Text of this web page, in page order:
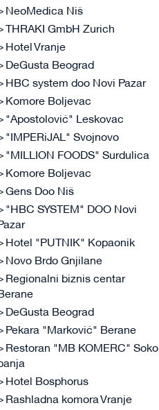
NeoMedica Niš
THRAKI GmbH Zurich
Hotel Vranje
DeGusta Beograd
HBC system doo Novi Pazar
Komore Boljevac
"Apostolović" Leskovac
"IMPERiJAL" Svojnovo
"MILLION FOODS" Surdulica
Komore Boljevac
Gens Doo Niš
"HBC SYSTEM" DOO Novi
Hotel "PUTNIK" Kopaonik
Novo Brdo Gnjilane
Regionalni biznis centar
DeGusta Beograd
Pekara "Marković" Berane
Restoran "MB KOMERC" Soko
Hotel Bosphorus
Rashladna komora Vranje